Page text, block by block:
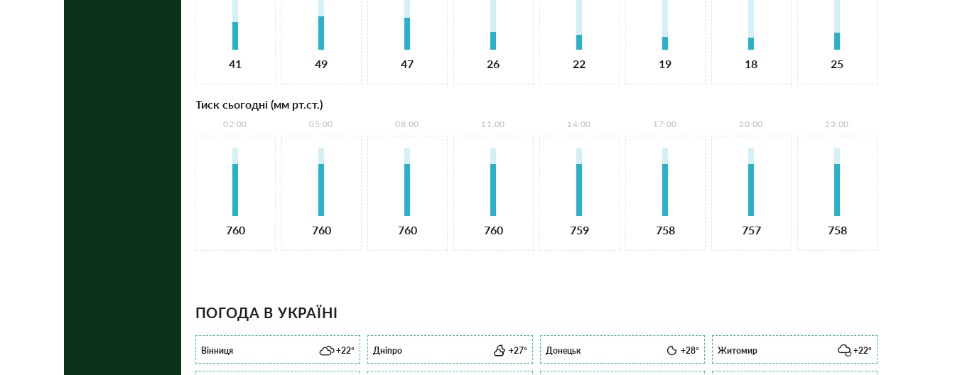
41 49 47 26 22 19 18 25
Тиск сьогодні (мм рт.ст.)
02:00
760
05:00
760
08:00
760
11:00
760
14:00
759
17:00
758
20:00
757
23:00
758
ПОГОДА В УКРАЇНІ
Вінниця +22° Дніпро +27° Донецьк +28° Житомир +22°